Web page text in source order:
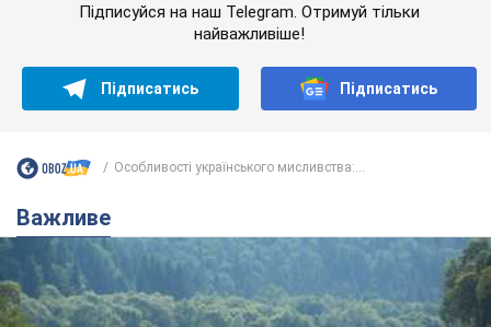
Підписуйся на наш Telegram. Отримуй тільки
найважливіше!
Підписатись Підписатись
Особливості українського мисливства:...
Важливе